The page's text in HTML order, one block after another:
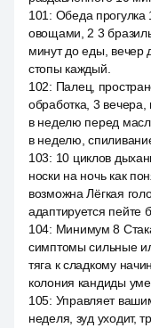
101 : Обеда прогулка
овощами, 2 3
минут до еды,
стопы каждый.
102: Палец,
обработка, 3
в неделю перед
в неделю,
103: 10 циклов
носки на ночь как
возможна Лёгкая
адаптируется пейте
104: Минимум 8
симптомы сильные
тяга к сладкому
колония кандиды
105: Управляет
неделя, зуд уходит,